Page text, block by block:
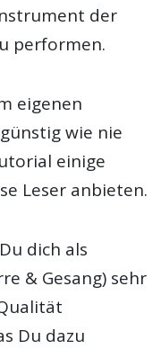
der
performen.
eigenen
wie nie
einige
Leser anbieten.
dich als
& Gesang) sehr
Du dazu